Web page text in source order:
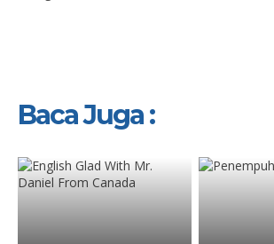
Baca Juga :